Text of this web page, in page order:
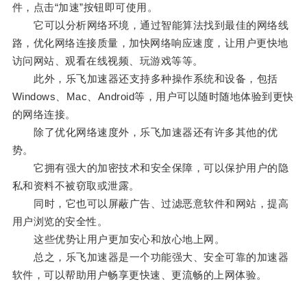
件，点击“加速”按钮即可使用。
它可以分析网络环境，通过智能算法找到最佳的网络线
路，优化网络连接质量，加快网络响应速度，让用户更快地
访问网站、观看在线视频、玩游戏等等。
此外，乐飞加速器还支持多种操作系统和设备，包括
Windows、Mac、Android等，用户可以随时随地体验到更快
的网络连接。
除了优化网络速度外，乐飞加速器还有许多其他的优
势。
它拥有强大的加密技术和安全保障，可以保护用户的隐
私和资料不被窃取或泄露。
同时，它也可以屏蔽广告、过滤恶意软件和网站，提高
用户浏览的安全性。
这些优势让用户更加安心和放心地上网。
总之，乐飞加速器是一个功能强大、安全可靠的加速器
软件，可以帮助用户畅享更快速、更流畅的上网体验。